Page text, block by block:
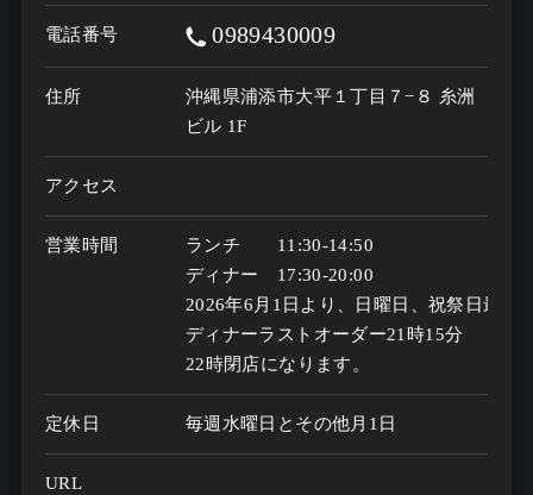
電話番号 0989430009
住所
沖縄県浦添市大平１丁目７−８ 糸洲
ビル 1F
アクセス
営業時間
ランチ　　11:30-14:50
ディナー　17:30-20:00
2026年6月1日より、日曜日、祝祭日最終
ディナーラストオーダー21時15分
22時閉店になります。
定休日 毎週水曜日とその他月1日
URL